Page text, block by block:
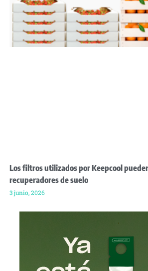
Los filtros utilizados por Keepcool
recuperadores de suelo
3 junio, 2026